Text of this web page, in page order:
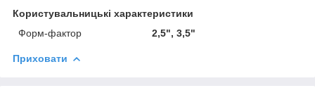
Користувальницькі характеристики
Форм-фактор
2,5", 3,5"
Приховати